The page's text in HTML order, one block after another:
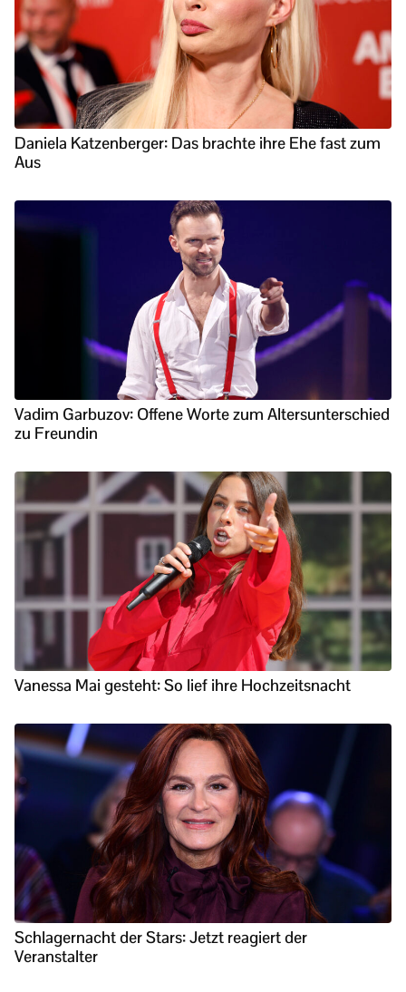
Daniela Katzenberger: Das brachte ihre Ehe fast zum
Aus
Vadim Garbuzov: Offene Worte zum Altersunterschied
zu Freundin
Vanessa Mai gesteht: So lief ihre Hochzeitsnacht
Schlagernacht der Stars: Jetzt reagiert der
Veranstalter